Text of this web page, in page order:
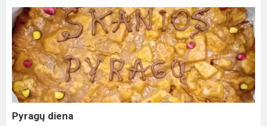
Pyragų
diena
Pyragų diena